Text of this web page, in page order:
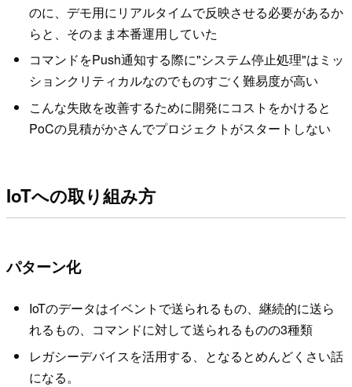
のに、デモ用にリアルタイムで反映させる必要があるか
らと、そのまま本番運用していた
コマンドをPush通知する際に"システム停止処理"はミッ
ションクリティカルなのでものすごく難易度が高い
こんな失敗を改善するために開発にコストをかけると
PoCの見積がかさんでプロジェクトがスタートしない
IoTへの取り組み方
パターン化
IoTのデータはイベントで送られるもの、継続的に送ら
れるもの、コマンドに対して送られるものの3種類
レガシーデバイスを活用する、となるとめんどくさい話
になる。